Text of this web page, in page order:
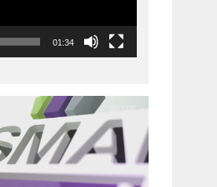
01:34